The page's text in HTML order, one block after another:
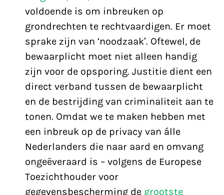
voldoende is om inbreuken op
grondrechten te rechtvaardigen. Er moet
sprake zijn van ‘noodzaak’. Oftewel, de
bewaarplicht moet niet alleen handig
zijn voor de opsporing. Justitie dient een
direct verband tussen de bewaarplicht
en de bestrijding van criminaliteit aan te
tonen. Omdat we te maken hebben met
een inbreuk op de privacy van álle
Nederlanders die naar aard en omvang
ongeëveraard is – volgens de Europese
Toezichthouder voor
gegevensbescherming de grootste